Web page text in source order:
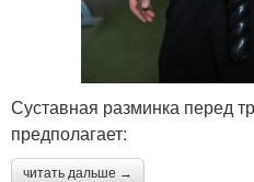
Суставная разминка перед
предполагает:
читать дальше →